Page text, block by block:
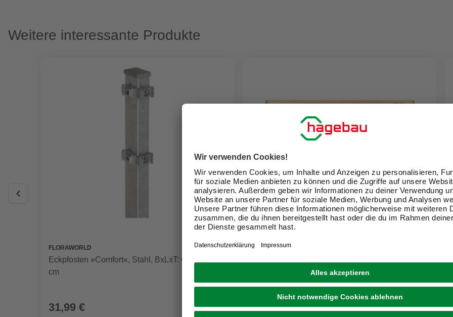
Weitere interessante Produkte
FLORAWORLD
Eckpfosten »Comfort«, Stahl, BxLxT: 6 x 140 x 4
cm
31,99 €
LxBxH: 80x80x57 cm, orange-braun
1.849,00 €